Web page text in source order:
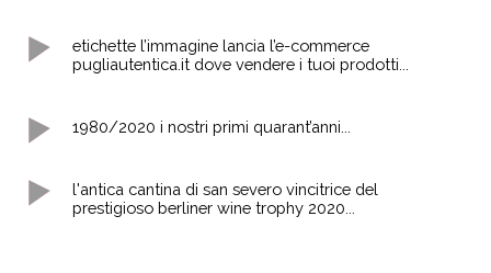
etichette l’immagine lancia l’e-commerce
pugliautentica.it dove vendere i tuoi prodotti...
1980/2020 i nostri primi quarant’anni...
l'antica cantina di san severo vincitrice del
prestigioso berliner wine trophy 2020...